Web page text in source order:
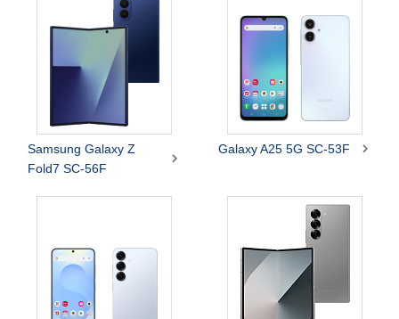
Samsung Galaxy Z
Fold7 SC-56F

Galaxy A25 5G SC-53F 